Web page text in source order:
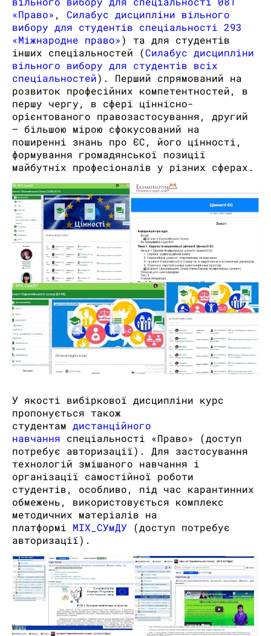
«Право» , Силабус дисципліни вільного
вибору для студентів спеціальності 293
«Міжнародне право») та для студентів
інших спеціальностей (Силабус дисципліни
вільного вибору для студентів всіх
спеціальностей). Перший спрямований на
розвиток професійних компетентностей, в
першу чергу, в сфері ціннісно-
орієнтованого правозастосування, другий
– більшою мірою сфокусований на
поширенні знань про ЄС, його цінності,
формування громадянської позиції
майбутніх професіоналів у різних сферах.
У якості вибіркової дисципліни курс
пропонується також
студентам дистанційного
навчання спеціальності «Право» (доступ
потребує авторизації). Для застосування
технологій змішаного навчання і
організації самостійної роботи
студентів, особливо, під час карантинних
обмежень, використовується комплекс
методичних матеріалів на
платформі МІХ_СУмДУ (доступ потребує
авторизації).